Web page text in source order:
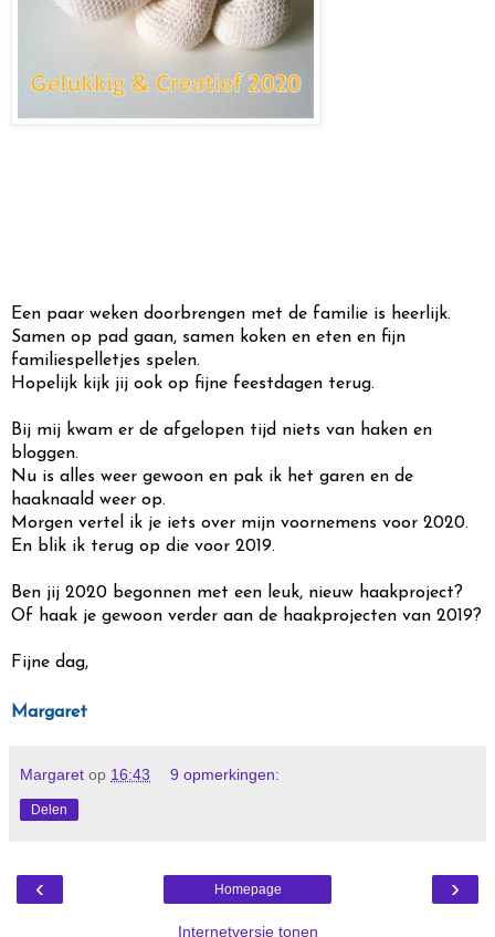
Een paar weken doorbrengen met de familie is heerlijk.
Samen op pad gaan, samen koken en eten en fijn
familiespelletjes spelen.
Hopelijk kijk jij ook op fijne feestdagen terug.
Bij mij kwam er de afgelopen tijd niets van haken en
bloggen.
Nu is alles weer gewoon en pak ik het garen en de
haaknaald weer op.
Morgen vertel ik je iets over mijn voornemens voor 2020.
En blik ik terug op die voor 2019.
Ben jij 2020 begonnen met een leuk, nieuw haakproject?
Of haak je gewoon verder aan de haakprojecten van 2019?
Fijne dag,
Margaret
Margaret op 16:43 9 opmerkingen:
Delen
‹ ›
Homepage
Internetversie tonen